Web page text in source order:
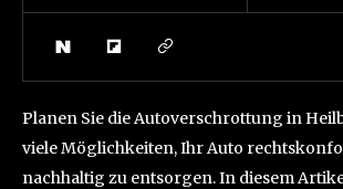
Planen Sie die Autoverschrottung in
viele Möglichkeiten, Ihr Auto
nachhaltig zu entsorgen. In diesem